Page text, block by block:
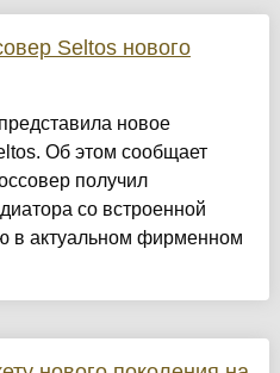
Seltos нового
новое
Об этом сообщает
получил
со встроенной
в актуальном фирменном